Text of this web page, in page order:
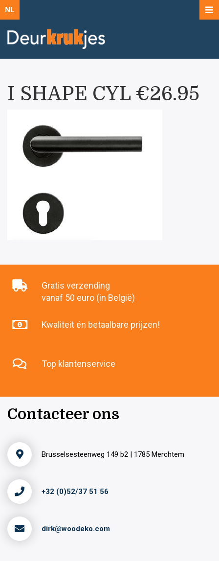
NL
I SHAPE CYL €26.95
Gratis verzending
vanaf 50 euro (in België)
Kwaliteit én betaalbare prijzen!
Top klantenservice
Contacteer ons
Brusselsesteenweg 149 b2 | 1785 Merchtem
+32 (0)52/37 51 56
dirk@woodeko.com